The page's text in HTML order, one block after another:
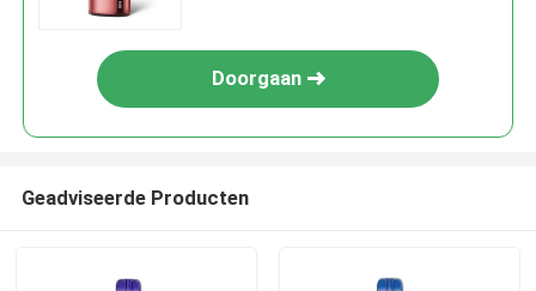
Doorgaan
Geadviseerde Producten